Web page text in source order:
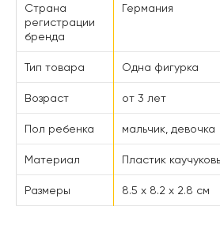
Страна
регистрации
бренда
Германия
Тип товара Одна фигурка
Возраст от 3 лет
Пол ребенка мальчик, девочка
Материал Пластик
Размеры 8.5 x 8.2 x 2.8 см